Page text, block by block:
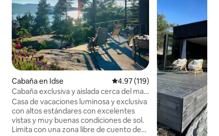
Cabaña en Idse Calificación promedio: 4.97 de
4.97 (119)
Cabaña exclusiva y aislada cerca del mar
y de Preikestolen
Casa de vacaciones luminosa y exclusiva
con altos estándares con excelentes
vistas y muy buenas condiciones de sol.
Limita con una zona libre de cuento de